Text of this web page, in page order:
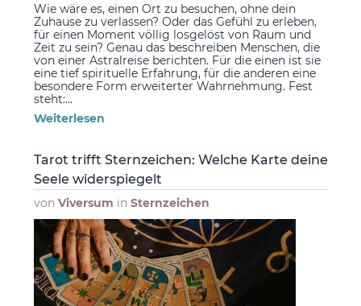
Wie wäre es, einen Ort zu besuchen, ohne dein
Zuhause zu verlassen? Oder das Gefühl zu erleben,
für einen Moment völlig losgelöst von Raum und
Zeit zu sein? Genau das beschreiben Menschen, die
von einer Astralreise berichten. Für die einen ist sie
eine tief spirituelle Erfahrung, für die anderen eine
besondere Form erweiterter Wahrnehmung. Fest
steht:...
Weiterlesen
Tarot trifft Sternzeichen: Welche Karte deine
Seele widerspiegelt
von Viversum in Sternzeichen